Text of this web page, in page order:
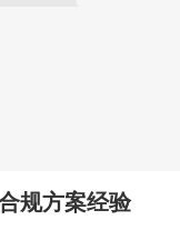
规方案经验